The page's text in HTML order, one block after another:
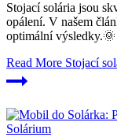
Stojací solária jsou
opálení. V našem
optimální výsledky.🌞
Read More Stojací
Solárium